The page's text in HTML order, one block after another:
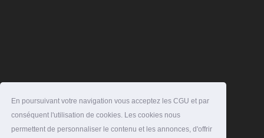
En poursuivant votre navigation vous acceptez les CGU et par
conséquent l'utilisation de cookies. Les cookies nous
permettent de personnaliser le contenu et les annonces, d'offrir